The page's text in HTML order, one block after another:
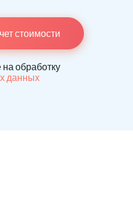
стоимости
обработку
данных